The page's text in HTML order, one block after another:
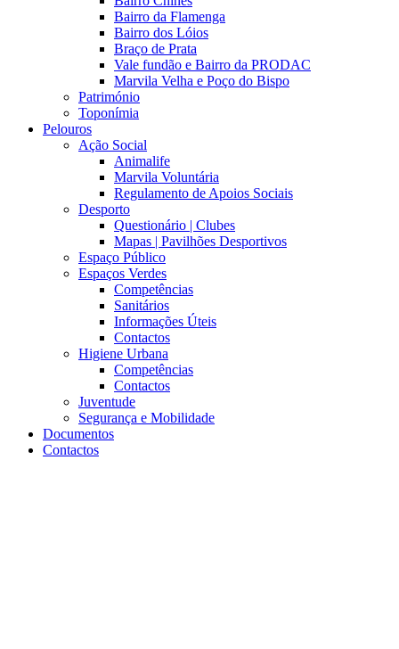
Bairro da Flamenga
Bairro dos Lóios
Braço de Prata
Vale fundão e Bairro da PRODAC
Marvila Velha e Poço do Bispo
Património
Toponímia
Pelouros
Ação Social
Animalife
Marvila Voluntária
Regulamento de Apoios Sociais
Desporto
Questionário | Clubes
Mapas | Pavilhões Desportivos
Espaço Público
Espaços Verdes
Competências
Sanitários
Informações Úteis
Contactos
Higiene Urbana
Competências
Contactos
Juventude
Segurança e Mobilidade
Documentos
Contactos